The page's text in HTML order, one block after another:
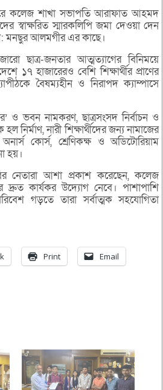
কলেজ শাখা সভাপতি আরাফাত আহমদ
স্বাক্ষরিত স্মারকলিপি জমা দেওয়া দেন
মনছুর আলমগীর এর কাছে।
ছাত্র-জনতার আত্মত্যাগের বিনিময়ে
১৭ হাজারেরও বেশি শিক্ষার্থীর প্রাণের
বৈষম্যহীন ও নিরাপদ ক্যাম্পাসে
ও ভবন নামকরণ, ছাত্রসংসদ নির্বাচন ও
নির্মাণ, নারী শিক্ষার্থীদের জন্য নামাজের
কোর্স, শ্রেণিকক্ষ ও অডিটোরিয়াম
হয়।
নেতারা আশা প্রকাশ করেছেন, কলেজ
দ্রুত কার্যকর উদ্যোগ নেবে। পাশাপাশি
গড়তে তারা সর্বাত্মক সহযোগিতা
Print Email